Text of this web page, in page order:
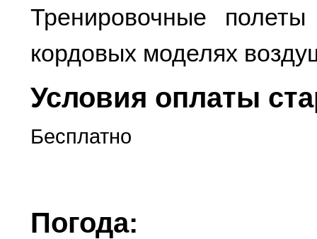
Тренировочные
кордовых моделях
Условия оплаты
Бесплатно
Погода: